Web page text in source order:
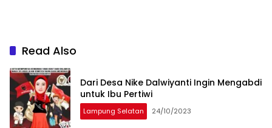
Read Also
Dari Desa Nike Dalwiyanti Ingin Mengabdi
untuk Ibu Pertiwi
Lampung Selatan 24/10/2023